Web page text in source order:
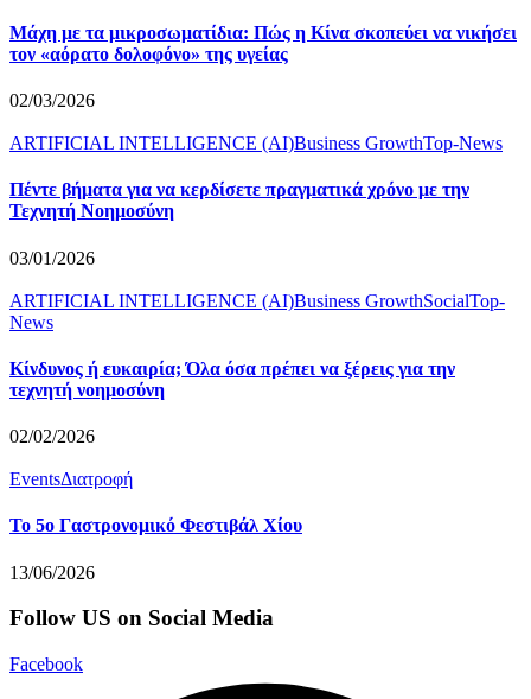
Μάχη με τα μικροσωματίδια: Πώς η Κίνα σκοπεύει να νικήσει
τον «αόρατο δολοφόνο» της υγείας
02/03/2026
ARTIFICIAL INTELLIGENCE (AI)Business GrowthTop-News
Πέντε βήματα για να κερδίσετε πραγματικά χρόνο με την
Τεχνητή Νοημοσύνη
03/01/2026
ARTIFICIAL INTELLIGENCE (AI)Business GrowthSocialTop-
News
Κίνδυνος ή ευκαιρία; Όλα όσα πρέπει να ξέρεις για την
τεχνητή νοημοσύνη
02/02/2026
EventsΔιατροφή
Το 5o Γαστρονομικό Φεστιβάλ Χίου
13/06/2026
Follow US on Social Media
Facebook